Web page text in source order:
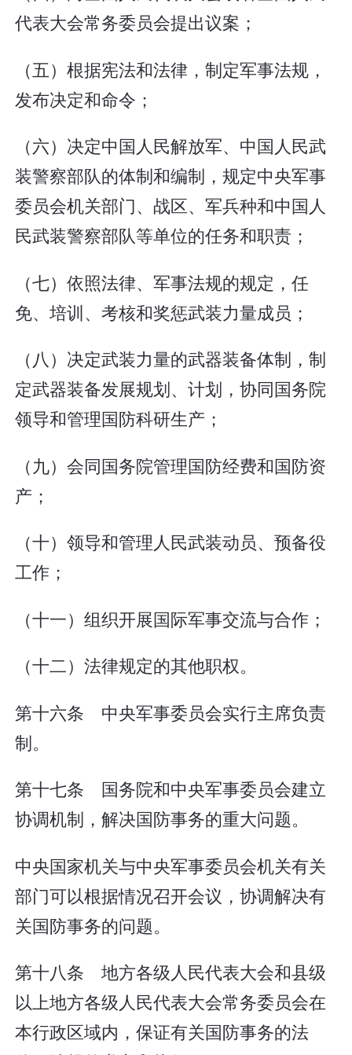
代表大会常务委员会提出议案；
（五）根据宪法和法律，制定军事法规，
发布决定和命令；
（六）决定中国人民解放军、中国人民武
装警察部队的体制和编制，规定中央军事
委员会机关部门、战区、军兵种和中国人
民武装警察部队等单位的任务和职责；
（七）依照法律、军事法规的规定，任
免、培训、考核和奖惩武装力量成员；
（八）决定武装力量的武器装备体制，制
定武器装备发展规划、计划，协同国务院
领导和管理国防科研生产；
（九）会同国务院管理国防经费和国防资
产；
（十）领导和管理人民武装动员、预备役
工作；
（十一）组织开展国际军事交流与合作；
（十二）法律规定的其他职权。
第十六条 中央军事委员会实行主席负责
制。
第十七条 国务院和中央军事委员会建立
协调机制，解决国防事务的重大问题。
中央国家机关与中央军事委员会机关有关
部门可以根据情况召开会议，协调解决有
关国防事务的问题。
第十八条 地方各级人民代表大会和县级
以上地方各级人民代表大会常务委员会在
本行政区域内，保证有关国防事务的法